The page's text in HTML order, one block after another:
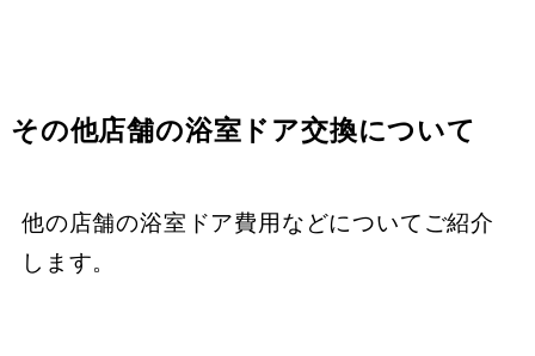
その他店舗の浴室ドア交換について
他の店舗の浴室ドア費用などについてご紹介
します。